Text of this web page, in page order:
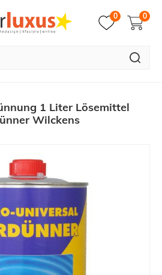
0 0
1 Liter Lösemittel
Wilckens